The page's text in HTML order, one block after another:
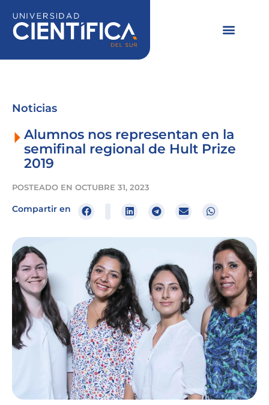
contenido
Noticias
Alumnos nos representan en la
semifinal regional de Hult Prize
2019
POSTEADO EN OCTUBRE 31, 2023
Compartir en